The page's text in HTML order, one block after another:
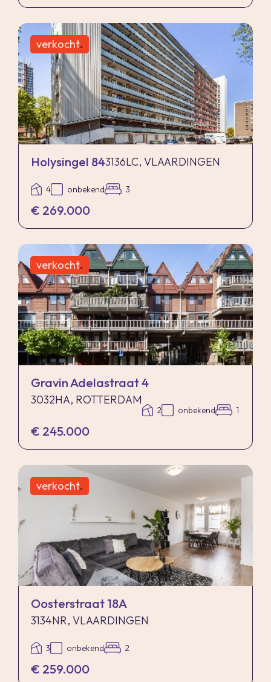
verkocht.
Holysingel 843136LC, VLAARDINGEN
4 onbekend 3
€ 269.000
verkocht.
Gravin Adelastraat 4
3032HA, ROTTERDAM
2 onbekend 1
€ 245.000
verkocht.
Oosterstraat 18A
3134NR, VLAARDINGEN
3 onbekend 2
€ 259.000